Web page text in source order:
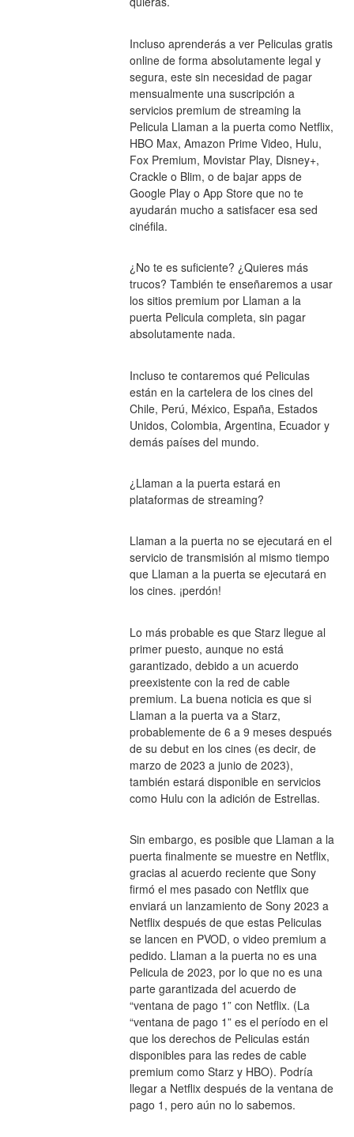
Incluso aprenderás a ver Peliculas gratis
online de forma absolutamente legal y
segura, este sin necesidad de pagar
mensualmente una suscripción a
servicios premium de streaming la
Pelicula Llaman a la puerta como Netflix,
HBO Max, Amazon Prime Video, Hulu,
Fox Premium, Movistar Play, Disney+,
Crackle o Blim, o de bajar apps de
Google Play o App Store que no te
ayudarán mucho a satisfacer esa sed
cinéfila.
¿No te es suficiente? ¿Quieres más
trucos? También te enseñaremos a usar
los sitios premium por Llaman a la
puerta Pelicula completa, sin pagar
absolutamente nada.
Incluso te contaremos qué Peliculas
están en la cartelera de los cines del
Chile, Perú, México, España, Estados
Unidos, Colombia, Argentina, Ecuador y
demás países del mundo.
¿Llaman a la puerta estará en
plataformas de streaming?
Llaman a la puerta no se ejecutará en el
servicio de transmisión al mismo tiempo
que Llaman a la puerta se ejecutará en
los cines. ¡perdón!
Lo más probable es que Starz llegue al
primer puesto, aunque no está
garantizado, debido a un acuerdo
preexistente con la red de cable
premium. La buena noticia es que si
Llaman a la puerta va a Starz,
probablemente de 6 a 9 meses después
de su debut en los cines (es decir, de
marzo de 2023 a junio de 2023),
también estará disponible en servicios
como Hulu con la adición de Estrellas.
Sin embargo, es posible que Llaman a la
puerta finalmente se muestre en Netflix,
gracias al acuerdo reciente que Sony
firmó el mes pasado con Netflix que
enviará un lanzamiento de Sony 2023 a
Netflix después de que estas Peliculas
se lancen en PVOD, o video premium a
pedido. Llaman a la puerta no es una
Pelicula de 2023, por lo que no es una
parte garantizada del acuerdo de
“ventana de pago 1” con Netflix. (La
“ventana de pago 1” es el período en el
que los derechos de Peliculas están
disponibles para las redes de cable
premium como Starz y HBO). Podría
llegar a Netflix después de la ventana de
pago 1, pero aún no lo sabemos.